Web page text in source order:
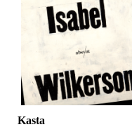
Kasta